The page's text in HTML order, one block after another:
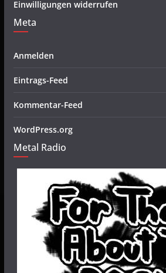
Einwilligungen widerrufen
Meta
Anmelden
Eintrags-Feed
Kommentar-Feed
WordPress.org
Metal Radio